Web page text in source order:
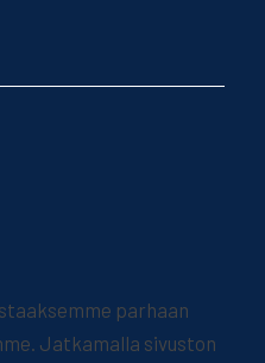
parhaan
Jatkamalla sivuston